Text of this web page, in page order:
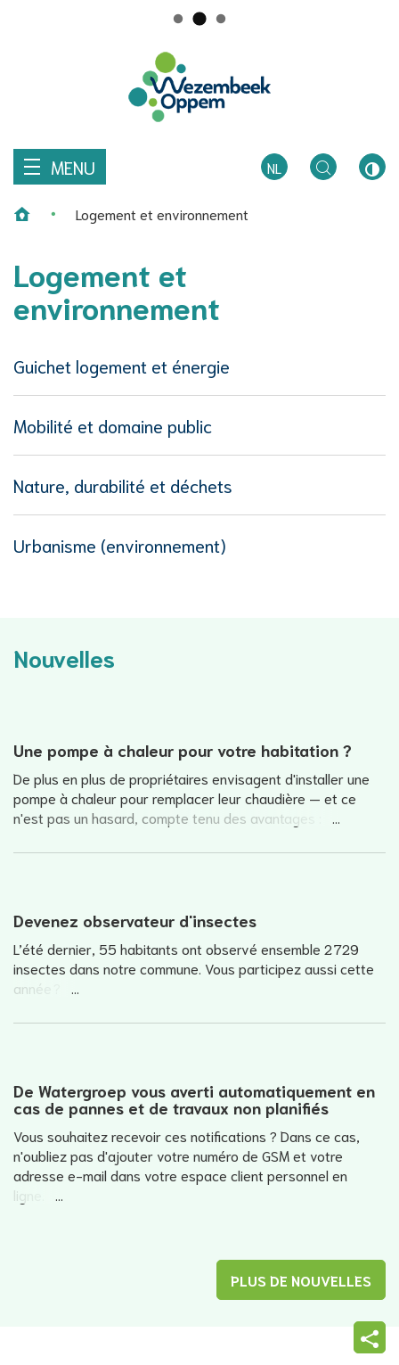
Wezembeek-
MENU
NL
Logement et environnement
Logement et
environnement
Thema's
Guichet logement et énergie
Mobilité et domaine public
Nature, durabilité et déchets
Urbanisme (environnement)
Nouvelles
Une pompe à chaleur pour votre habitation ?
De plus en plus de propriétaires envisagent d'installer une
pompe à chaleur pour remplacer leur chaudière — et ce
n'est pas un hasard, compte tenu des avantages :
Devenez observateur d'insectes
L’été dernier, 55 habitants ont observé ensemble 2 729
insectes dans notre commune. Vous participez aussi cette
année ?
De Watergroep vous averti automatiquement en
cas de pannes et de travaux non planifiés
Vous souhaitez recevoir ces notifications ? Dans ce cas,
n'oubliez pas d'ajouter votre numéro de GSM et votre
adresse e-mail dans votre espace client personnel en
ligne.
PLUS DE NOUVELLES